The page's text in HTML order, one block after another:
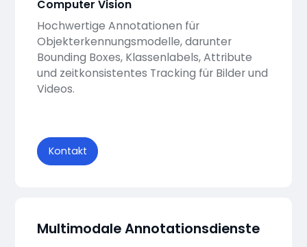
Computer Vision
Hochwertige Annotationen für
Objekterkennungsmodelle, darunter
Bounding Boxes, Klassenlabels, Attribute
und zeitkonsistentes Tracking für Bilder und
Videos.
Kontakt
Multimodale Annotationsdienste